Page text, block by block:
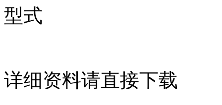
型式
详细资料请直接下载